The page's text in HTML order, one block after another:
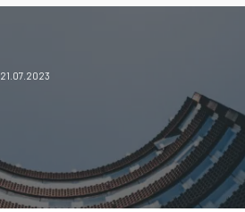
21.07.2023